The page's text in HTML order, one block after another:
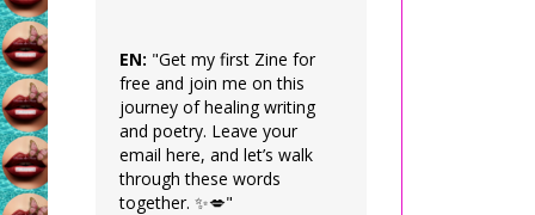
EN: "Get my first Zine for
free and join me on this
journey of healing writing
and poetry. Leave your
email here, and let’s walk
through these words
together. ✨💋"